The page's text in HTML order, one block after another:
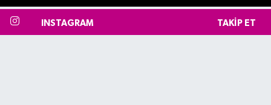
INSTAGRAM TAKIP ET